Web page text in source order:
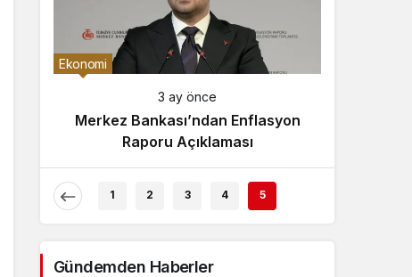
Gündüz modunu seçin.
Gece Modu
Gece modunu seçin.
Sistem Modu
Sistem modunu seçin.
Ekonomi
3 ay önce
Merkez Bankası’ndan Enflasyon
Raporu Açıklaması
1 2 3 4 5
Gündemden Haberler